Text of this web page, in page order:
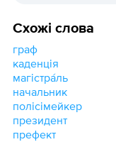
Схожі слова
граф
каденція
магістра́ль
начальник
полісімейкер
президент
префект